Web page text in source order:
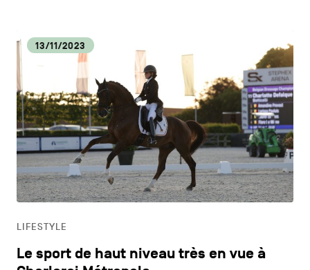
13/11/2023
LIFESTYLE
Le sport de haut niveau très en vue à